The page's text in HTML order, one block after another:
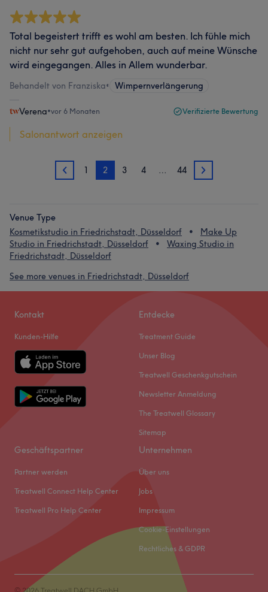
Total begeistert trifft es wohl am besten. Ich fühle mich
nicht nur sehr gut aufgehoben, auch auf meine Wünsche
wird eingegangen. Alles in Allem wunderbar.
Behandelt von Franziska• Wimpernverlängerung
Verena•vor 6 Monaten Verifizierte Bewertung
Salonantwort anzeigen
1 1 2 3 4 … 44 3
Venue Type
Kosmetikstudio in Friedrichstadt, Düsseldorf
Make Up
Studio in Friedrichstadt, Düsseldorf
Waxing Studio in
Friedrichstadt, Düsseldorf
See more venues in Friedrichstadt, Düsseldorf
Kontakt
Kunden-Hilfe
Entdecke
Treatment Guide
Unser Blog
Treatwell Geschenkgutschein
Newsletter Anmeldung
The Treatwell Glossary
Sitemap
Geschäftspartner
Partner werden
Treatwell Connect Help Center
Treatwell Pro Help Center
Unternehmen
Über uns
Jobs
Impressum
Cookie-Einstellungen
Rechtliches & GDPR